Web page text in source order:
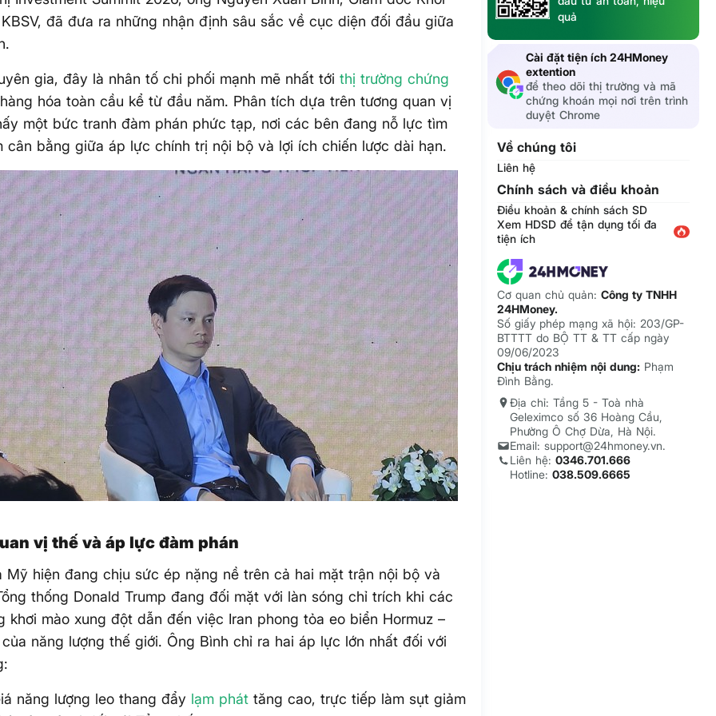
đã đưa ra những nhận định sâu sắc về cục diện đối đầu giữa
gia, đây là nhân tố chi phối mạnh mẽ nhất tớithị trường chứng
hóa toàn cầu kể từ đầu năm. Phân tích dựa trên tương quan vị
một bức tranh đàm phán phức tạp, nơi các bên đang nỗ lực tìm
cân bằng giữa áp lực chính trị nội bộ và lợi ích chiến lược dài hạn.
vị thế và áp lực đàm phán
Mỹ hiện đang chịu sức ép nặng nề trên cả hai mặt trận nội bộ và
thống Donald Trump đang đối mặt với làn sóng chỉ trích khi các
khơi mào xung đột dẫn đến việc Iran phong tỏa eo biển Hormuz –
năng lượng thế giới. Ông Bình chỉ ra hai áp lực lớn nhất đối với
năng lượng leo thang đẩy lạm phát tăng cao, trực tiếp làm sụt giảm
quả
Cài đặt tiện ích 24HMoney
extention
để theo dõi thị trường và mã
chứng khoán mọi nơi trên trình
duyệt Chrome
Về chúng tôi
Liên hệ
Chính sách và điều khoản
Điều khoản & chính sách SD
Xem HDSD để tận dụng tối đa
tiện ích
Cơ quan chủ quản:Công ty TNHH
24HMoney.
Số giấy phép mạng xã hội: 203/GP-
BTTTT do BỘ TT & TT cấp ngày
09/06/2023
Chịu trách nhiệm nội dung: Phạm
Đình Bằng.
Địa chỉ: Tầng 5 - Toà nhà
Geleximco số 36 Hoàng Cầu,
Phường Ô Chợ Dừa, Hà Nội.
Email: support@24hmoney.vn.
Liên hệ:0346.701.666
Hotline:038.509.6665